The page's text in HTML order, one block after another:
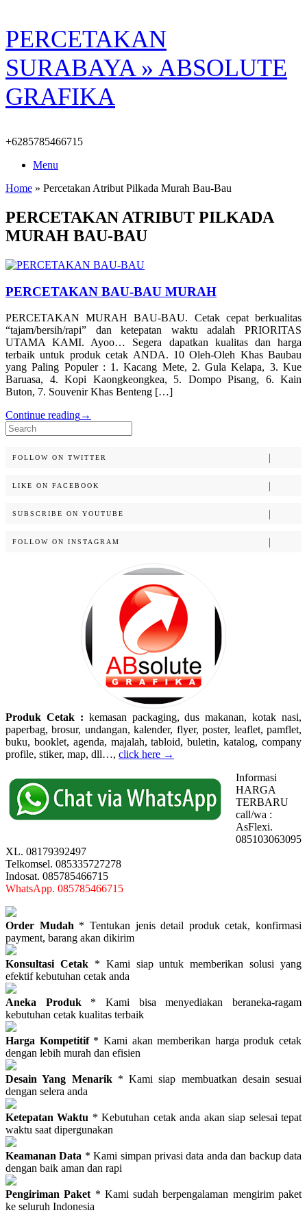
Skip
to
content
PERCETAKAN
SURABAYA » ABSOLUTE
GRAFIKA
+6285785466715
Menu
Home » Percetakan Atribut Pilkada Murah Bau-Bau
PERCETAKAN ATRIBUT PILKADA
MURAH BAU-BAU
PERCETAKAN BAU-BAU MURAH
PERCETAKAN MURAH BAU-BAU. Cetak cepat berkualitas
“tajam/bersih/rapi” dan ketepatan waktu adalah PRIORITAS
UTAMA KAMI. Ayoo… Segera dapatkan kualitas dan harga
terbaik untuk produk cetak ANDA. 10 Oleh-Oleh Khas Baubau
yang Paling Populer : 1. Kacang Mete, 2. Gula Kelapa, 3. Kue
Baruasa, 4. Kopi Kaongkeongkea, 5. Dompo Pisang, 6. Kain
Buton, 7. Souvenir Khas Benteng […]
Continue reading→
Search
for:
FOLLOW ON TWITTER
LIKE ON FACEBOOK
SUBSCRIBE ON YOUTUBE
FOLLOW ON INSTAGRAM
Produk Cetak : kemasan packaging, dus makanan, kotak nasi,
paperbag, brosur, undangan, kalender, flyer, poster, leaflet, pamflet,
buku, booklet, agenda, majalah, tabloid, buletin, katalog, company
profile, stiker, map, dll…, click here →
Informasi
HARGA
TERBARU
call/wa :
AsFlexi.
085103063095
XL. 08179392497
Telkomsel. 085335727278
Indosat. 085785466715
WhatsApp. 085785466715
Order Mudah * Tentukan jenis detail produk cetak, konfirmasi
payment, barang akan dikirim
Konsultasi Cetak* Kami siap untuk memberikan solusi yang
efektif kebutuhan cetak anda
Aneka Produk * Kami bisa menyediakan beraneka-ragam
kebutuhan cetak kualitas terbaik
Harga Kompetitif* Kami akan memberikan harga produk cetak
dengan lebih murah dan efisien
Desain Yang Menarik* Kami siap membuatkan desain sesuai
dengan selera anda
Ketepatan Waktu * Kebutuhan cetak anda akan siap selesai tepat
waktu saat dipergunakan
Keamanan Data * Kami simpan privasi data anda dan backup data
dengan baik aman dan rapi
Pengiriman Paket * Kami sudah berpengalaman mengirim paket
ke seluruh Indonesia